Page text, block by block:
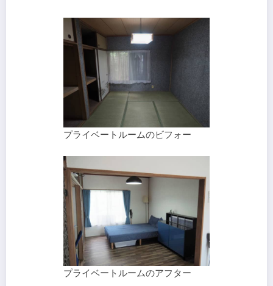
プライベートルームのビフォー
プライベートルームのアフター